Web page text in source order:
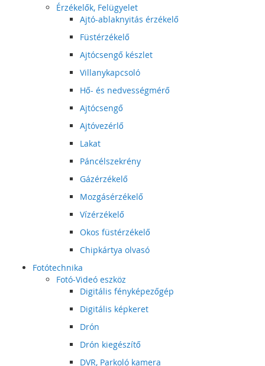
Érzékelők, Felügyelet
Ajtó-ablaknyitás érzékelő
Füstérzékelő
Ajtócsengő készlet
Villanykapcsoló
Hő- és nedvességmérő
Ajtócsengő
Ajtóvezérlő
Lakat
Páncélszekrény
Gázérzékelő
Mozgásérzékelő
Vízérzékelő
Okos füstérzékelő
Chipkártya olvasó
Fotótechnika
Fotó-Videó eszköz
Digitális fényképezőgép
Digitális képkeret
Drón
Drón kiegészítő
DVR, Parkoló kamera